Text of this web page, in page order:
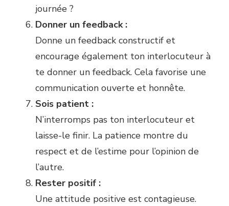
journée ?
Donner un feedback :
Donne un feedback constructif et
encourage également ton interlocuteur à
te donner un feedback. Cela favorise une
communication ouverte et honnête.
Sois patient :
N’interromps pas ton interlocuteur et
laisse-le finir. La patience montre du
respect et de l’estime pour l’opinion de
l’autre.
Rester positif :
Une attitude positive est contagieuse.